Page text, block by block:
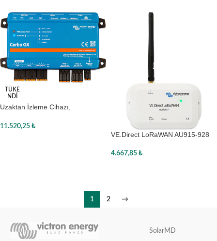
TÜKE
NDI
Uzaktan İzleme Cihazı,
11.520,25 ₺
VE.Direct LoRaWAN AU915-928
4.667,85 ₺
1 2 →
SolarMD